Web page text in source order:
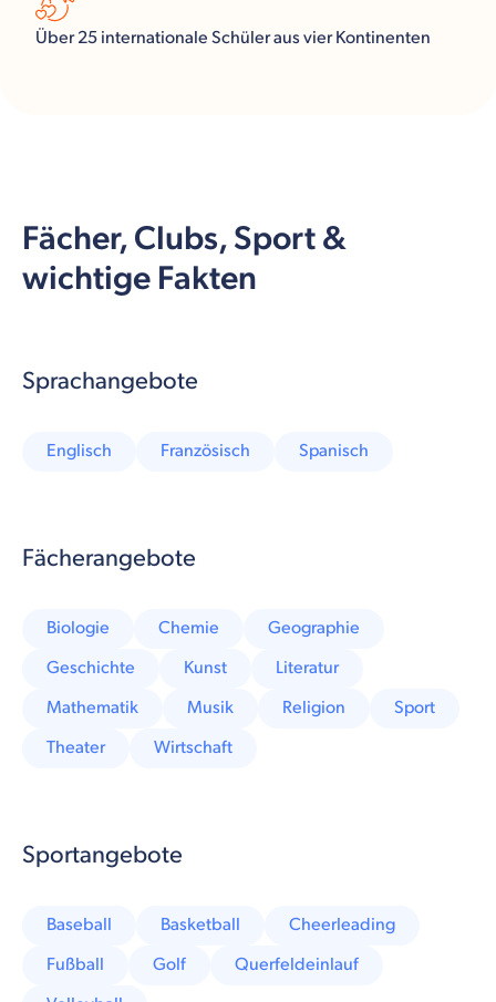
Über 25 internationale Schüler aus vier Kontinenten
Fächer, Clubs, Sport &
wichtige Fakten
Sprachangebote
Englisch Französisch Spanisch
Fächerangebote
Biologie Chemie
Geographie
Geschichte
Kunst
Literatur
Mathematik
Musik Religion
Sport
Theater
Wirtschaft
Sportangebote
Baseball Basketball
Cheerleading
Fußball
Golf
Querfeldeinlauf